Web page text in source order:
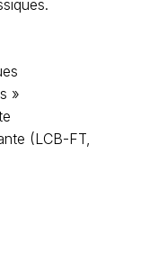
»
(LCB-FT,